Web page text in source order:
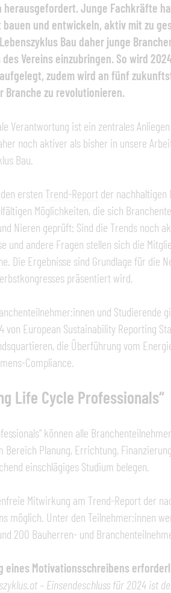
Junge Fachkräfte
und entwickeln, aktiv mit zu
Bau daher junge
Vereins einzubringen. So wird
zudem wird an fünf
Branche zu revolutionieren.
Verantwortung ist ein zentrales
noch aktiver als bisher in unsere
Bau.
ersten Trend-Report der
Möglichkeiten, die sich
Nieren geprüft: Sind die Trends noch
und andere Fragen stellen sich die
. Die Ergebnisse sind Grundlage für die
präsentiert wird.
und Studierende
von European Sustainability Reporting
die Überführung vom
Compliance.
Life Cycle Professionals“
können alle
Planung, Errichtung,
einschlägiges Studium belegen.
Mitwirkung am Trend-Report der
möglich. Unter den Teilnehmer:innen
200 Bauherren- und
eines Motivationsschreibens
– Einsendeschluss für 2024 ist